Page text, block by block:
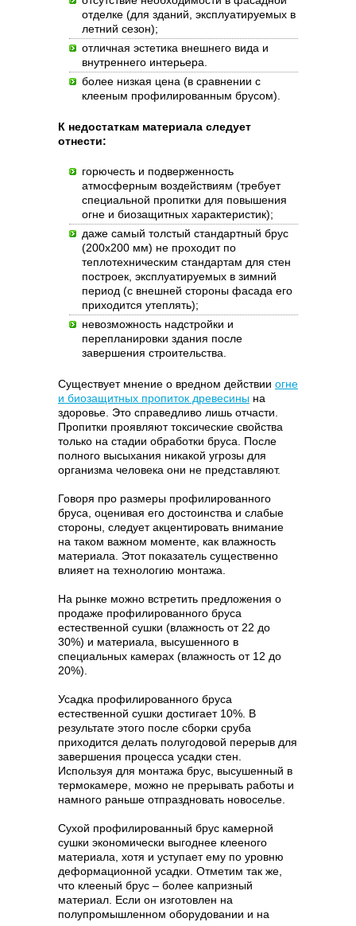
отделке (для зданий, эксплуатируемых в
летний сезон);
отличная эстетика внешнего вида и
внутреннего интерьера.
более низкая цена (в сравнении с
клееным профилированным брусом).
К недостаткам материала следует
отнести:
горючесть и подверженность
атмосферным воздействиям (требует
специальной пропитки для повышения
огне и биозащитных характеристик);
даже самый толстый стандартный брус
(200х200 мм) не проходит по
теплотехническим стандартам для стен
построек, эксплуатируемых в зимний
период (с внешней стороны фасада его
приходится утеплять);
невозможность надстройки и
перепланировки здания после
завершения строительства.
Существует мнение о вредном действии огне
и биозащитных пропиток древесины на
здоровье. Это справедливо лишь отчасти.
Пропитки проявляют токсические свойства
только на стадии обработки бруса. После
полного высыхания никакой угрозы для
организма человека они не представляют.
Говоря про размеры профилированного
бруса, оценивая его достоинства и слабые
стороны, следует акцентировать внимание
на таком важном моменте, как влажность
материала. Этот показатель существенно
влияет на технологию монтажа.
На рынке можно встретить предложения о
продаже профилированного бруса
естественной сушки (влажность от 22 до
30%) и материала, высушенного в
специальных камерах (влажность от 12 до
20%).
Усадка профилированного бруса
естественной сушки достигает 10%. В
результате этого после сборки сруба
приходится делать полугодовой перерыв для
завершения процесса усадки стен.
Используя для монтажа брус, высушенный в
термокамере, можно не прерывать работы и
намного раньше отпраздновать новоселье.
Сухой профилированный брус камерной
сушки экономически выгоднее клееного
материала, хотя и уступает ему по уровню
деформационной усадки. Отметим так же,
что клееный брус – более капризный
материал. Если он изготовлен на
полупромышленном оборудовании и на